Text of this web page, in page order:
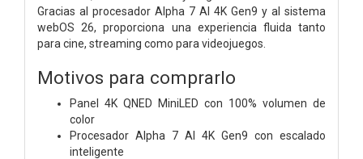
Gracias al procesador Alpha 7 AI 4K Gen9 y al sistema
webOS 26, proporciona una experiencia fluida tanto
para cine, streaming como para videojuegos.
Motivos para comprarlo
Panel 4K QNED MiniLED con 100% volumen de
color
Procesador Alpha 7 AI 4K Gen9 con escalado
inteligente